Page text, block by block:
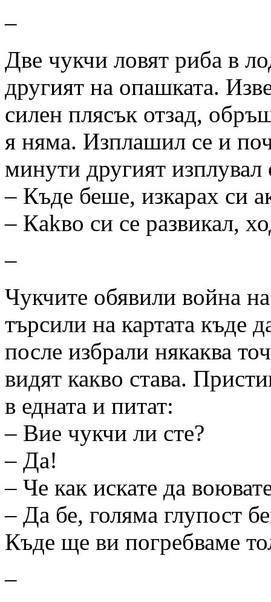
–
Две чукчи ловят риба в
другият на опашката.
силен плясък отзад,
я няма. Изплашил се и
минути другият изплувал
– Къде беше, изкарах си
– Кakво си се развикал,
–
Чукчите обявили война
търсили на картата къде
после избрали някаква
видят какво става.
в едната и питат:
– Вие чукчи ли сте?
– Да!
– Че как искате да
– Да бе, голяма глупост
Къде ще ви погребваме
–